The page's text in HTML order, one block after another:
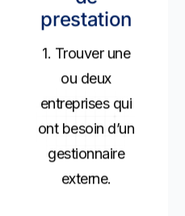
prestation
1. Trouver une
ou deux
entreprises qui
ont besoin d’un
gestionnaire
externe.